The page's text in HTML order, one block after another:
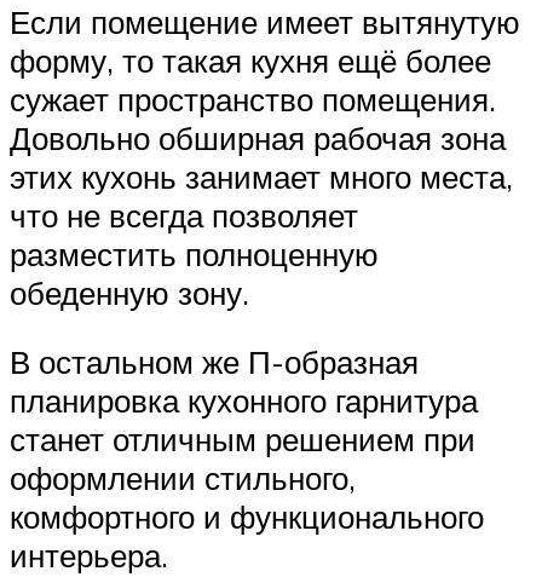
Если помещение имеет вытянутую
форму, то такая кухня ещё более
сужает пространство помещения.
Довольно обширная рабочая зона
этих кухонь занимает много места,
что не всегда позволяет
разместить полноценную
обеденную зону.
В остальном же П-образная
планировка кухонного гарнитура
станет отличным решением при
оформлении стильного,
комфортного и функционального
интерьера.